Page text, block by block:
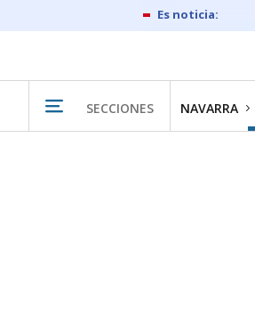
SECCIONES NAVARRA